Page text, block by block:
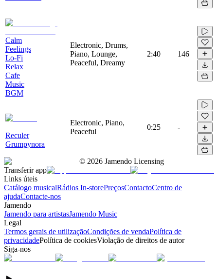
Calm
Feelings
Lo-Fi
Relax
Cafe
Music
BGM
Electronic, Drums,
Piano, Lounge,
Peaceful, Dreamy
2:40 146
Reculer
Grumpynora
Electronic, Piano,
Peaceful
0:25 -
© 2026 Jamendo Licensing
Transferir app
Links úteis
Catálogo musicalRádios In-storePreçosContactoCentro de
ajudaContacte-nos
Jamendo
Jamendo para artistasJamendo Music
Legal
Termos gerais de utilizaçãoCondições de vendaPolítica de
privacidadePolítica de cookiesViolação de direitos de autor
Siga-nos